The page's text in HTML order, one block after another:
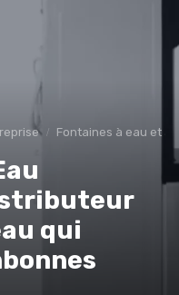
Fontaines à eau et
qui